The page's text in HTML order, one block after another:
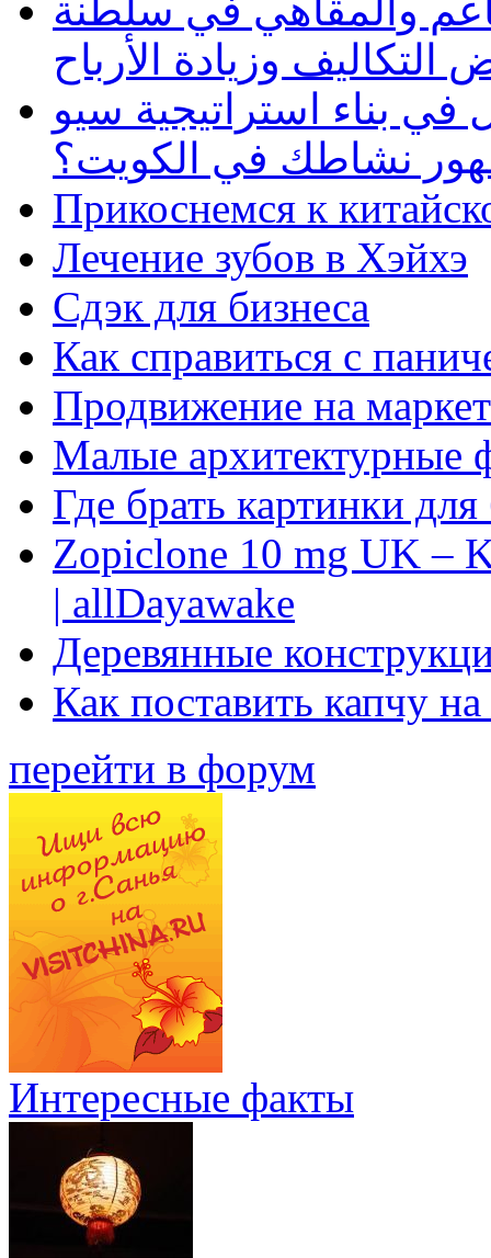
والمقاهي في سلطنة
وزيادة الأرباح
بناء استراتيجية سيو
نشاطك في الكويت؟
Прикоснемся к
Лечение зубов в Хэйхэ
Сдэк для бизнеса
Как справиться с
Продвижение на
Малые архитектурные
Где брать картинки
Zopiclone 10 mg UK –
| allDayawake
Деревянные
Как поставить капчу
перейти в форум
Интересные факты